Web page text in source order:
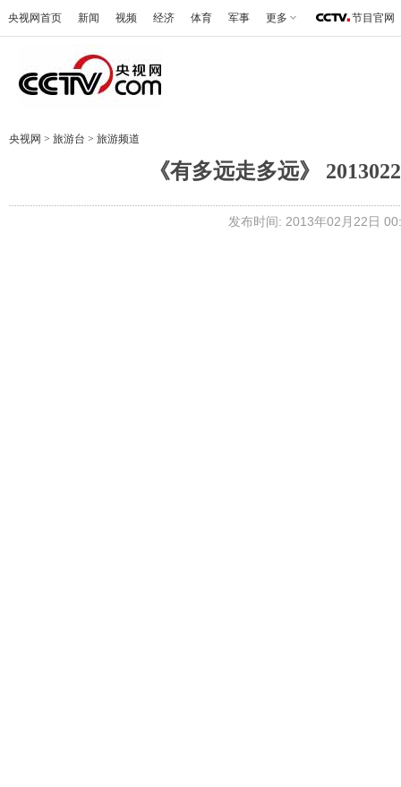
央视网首页 新闻 视频 经济 体育 军事 更多 节目官网
央视网 > 旅游台 > 旅游频道
《有多远走多远》
发布时间: 2013年02月22日